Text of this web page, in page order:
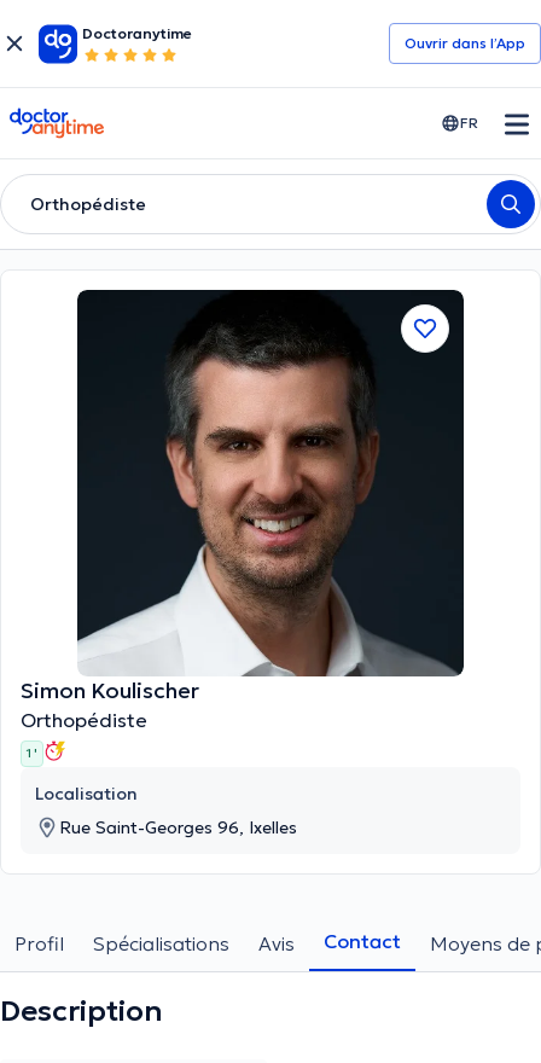
Doctoranytime
Ouvrir dans l’App
doctoranytime FR
Orthopédiste
Simon Koulischer
Orthopédiste
1 '
Localisation
Rue Saint-Georges 96, Ixelles
Profil Spécialisations Avis Contact Moyens de
Description